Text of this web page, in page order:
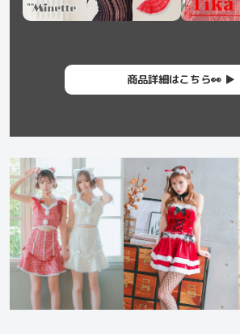
商品詳細はこちら👀 ▶︎